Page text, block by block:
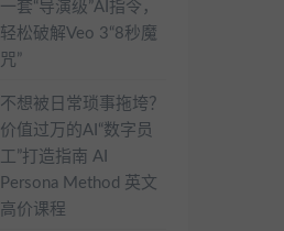
一套“导演级”AI指令，
轻松破解Veo 3“8秒魔
咒”
不想被日常琐事拖垮？
价值过万的AI“数字员
工”打造指南 AI
Persona Method 英文
高价课程